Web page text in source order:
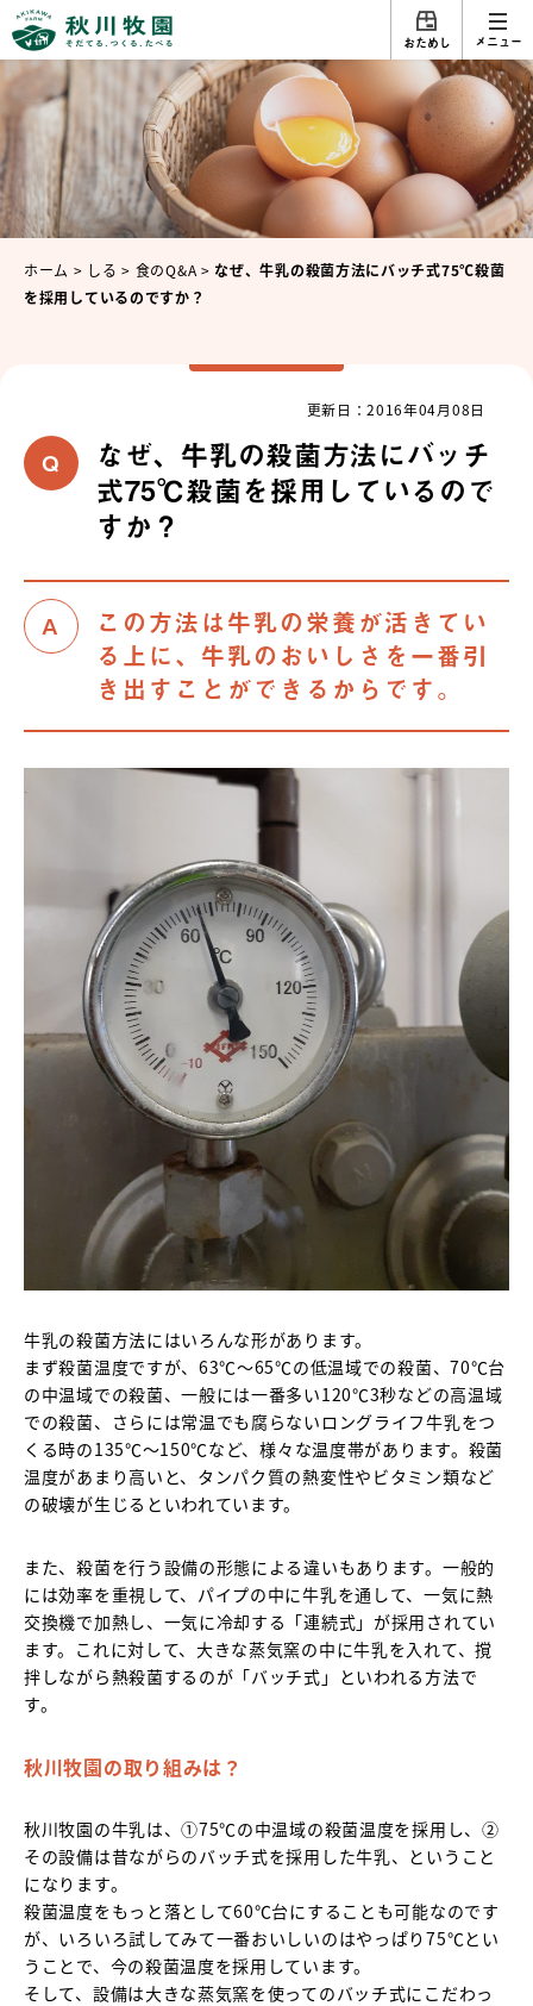
おためし メニュー
ホーム > しる > 食のQ&A > なぜ、牛乳の殺菌方法にバッチ式75℃殺菌
を採用しているのですか？
更新日：2016年04月08日
なぜ、牛乳の殺菌方法にバッチ
式75℃殺菌を採用しているので
すか？
この方法は牛乳の栄養が活きてい
る上に、牛乳のおいしさを一番引
き出すことができるからです。
牛乳の殺菌方法にはいろんな形があります。
まず殺菌温度ですが、63℃～65℃の低温域での殺菌、70℃台
の中温域での殺菌、一般には一番多い120℃3秒などの高温域
での殺菌、さらには常温でも腐らないロングライフ牛乳をつ
くる時の135℃～150℃など、様々な温度帯があります。殺菌
温度があまり高いと、タンパク質の熱変性やビタミン類など
の破壊が生じるといわれています。
また、殺菌を行う設備の形態による違いもあります。一般的
には効率を重視して、パイプの中に牛乳を通して、一気に熱
交換機で加熱し、一気に冷却する「連続式」が採用されてい
ます。これに対して、大きな蒸気窯の中に牛乳を入れて、撹
拌しながら熱殺菌するのが「バッチ式」といわれる方法で
す。
秋川牧園の取り組みは？
秋川牧園の牛乳は、①75℃の中温域の殺菌温度を採用し、②
その設備は昔ながらのバッチ式を採用した牛乳、ということ
になります。
殺菌温度をもっと落として60℃台にすることも可能なのです
が、いろいろ試してみて一番おいしいのはやっぱり75℃とい
うことで、今の殺菌温度を採用しています。
そして、設備は大きな蒸気窯を使ってのバッチ式にこだわっ